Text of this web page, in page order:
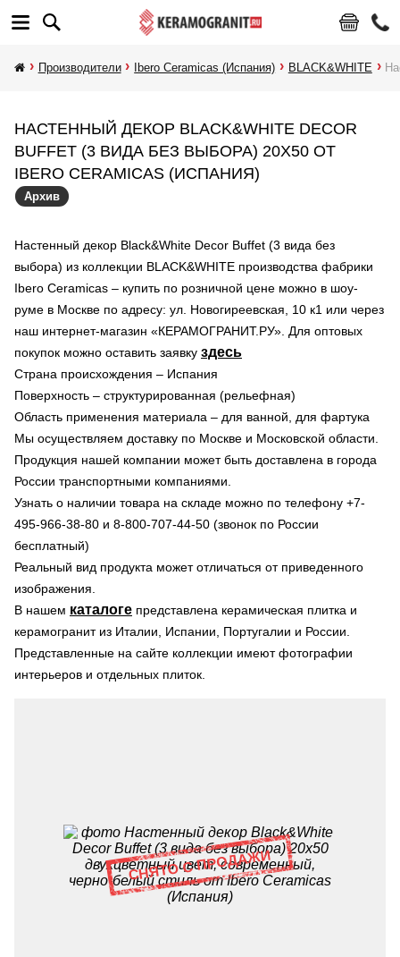
Производители Ibero Ceramicas (Испания) BLACK&WHITE
НАСТЕННЫЙ ДЕКОР BLACK&WHITE DECOR
BUFFET (3 ВИДА БЕЗ ВЫБОРА) 20X50 ОТ
IBERO CERAMICAS (ИСПАНИЯ)
Архив
Настенный декор Black&White Decor Buffet (3 вида без
выбора) из коллекции BLACK&WHITE производства фабрики
Ibero Ceramicas – купить по розничной цене можно в шоу-
руме в Москве по адресу: ул. Новогиреевская, 10 к1 или через
наш интернет-магазин «КЕРАМОГРАНИТ.РУ». Для оптовых
покупок можно оставить заявку здесь
Страна происхождения – Испания
Поверхность – структурированная (рельефная)
Область применения материала – для ванной, для фартука
Мы осуществляем доставку по Москве и Московской области.
Продукция нашей компании может быть доставлена в города
России транспортными компаниями.
Узнать о наличии товара на складе можно по телефону +7-
495-966-38-80 и 8-800-707-44-50 (звонок по России
бесплатный)
Реальный вид продукта может отличаться от приведенного
изображения.
В нашем каталоге представлена керамическая плитка и
керамогранит из Италии, Испании, Португалии и России.
Представленные на сайте коллекции имеют фотографии
интерьеров и отдельных плиток.